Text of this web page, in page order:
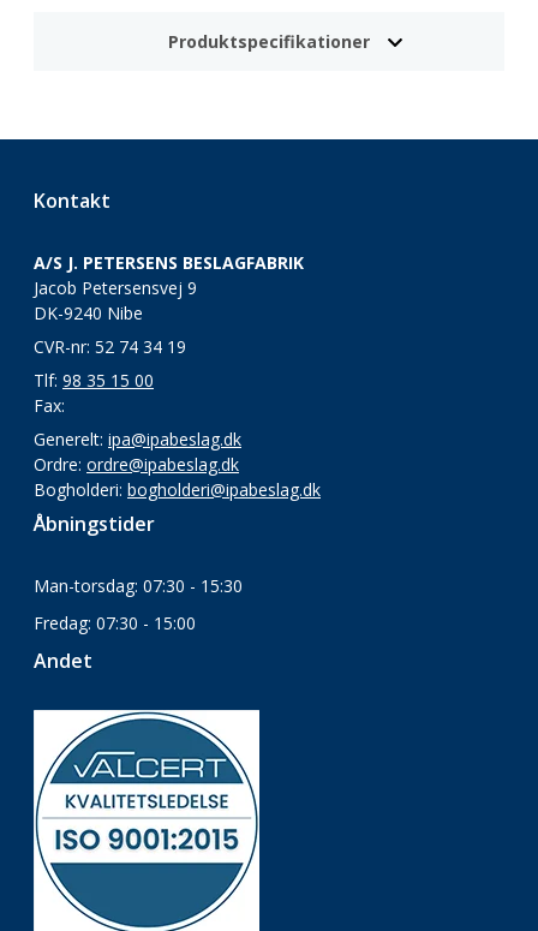
Produktspecifikationer
Kontakt
A/S J. PETERSENS BESLAGFABRIK
Jacob Petersensvej 9
DK-9240 Nibe
CVR-nr: 52 74 34 19
Tlf: 98 35 15 00
Fax:
Generelt: ipa@ipabeslag.dk
Ordre: ordre@ipabeslag.dk
Bogholderi: bogholderi@ipabeslag.dk
Åbningstider
Man-torsdag: 07:30 - 15:30
Fredag: 07:30 - 15:00
Andet